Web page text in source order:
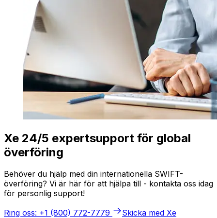
Xe 24/5 expertsupport för global
överföring
Behöver du hjälp med din internationella SWIFT-
överföring? Vi är här för att hjälpa till - kontakta oss idag
för personlig support!
Ring oss: +1 (800) 772-7779
Skicka med Xe